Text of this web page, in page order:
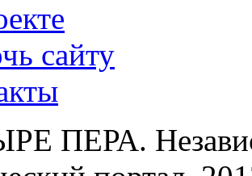
сайту
ПЕРА.